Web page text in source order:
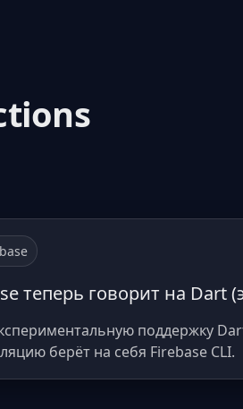
теперь говорит на Dart
поддержку
берёт на себя Firebase CLI.